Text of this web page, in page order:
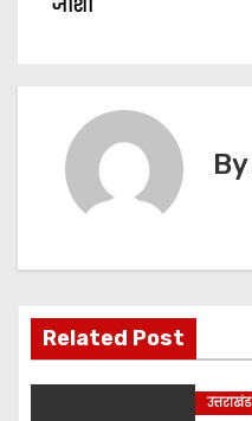
s
i
g
a
जोशी
By
Related Post
उत्तराखंड